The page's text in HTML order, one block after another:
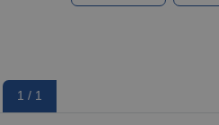
1 / 1